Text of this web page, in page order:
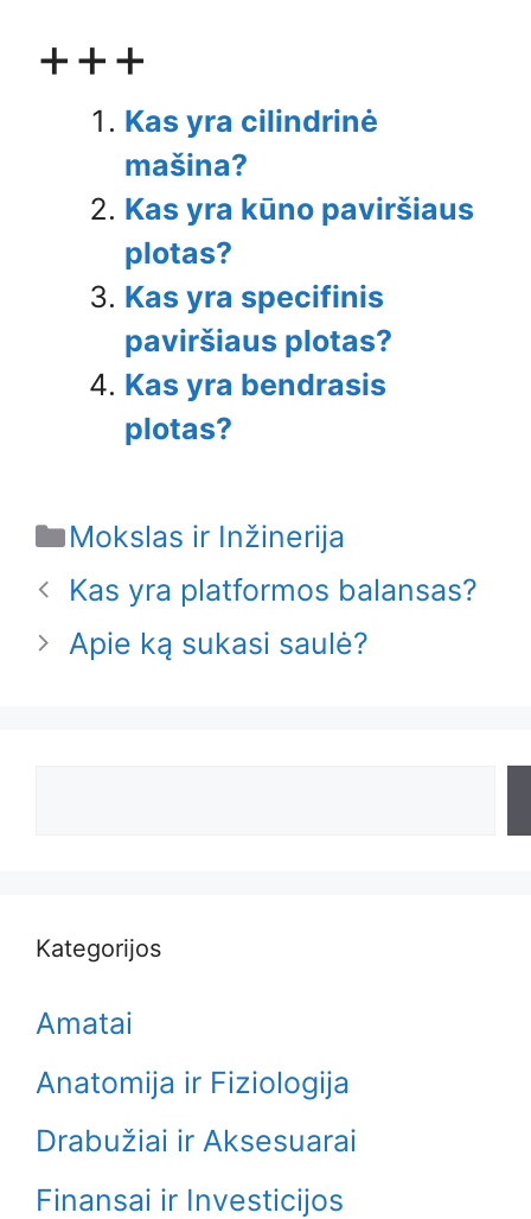
+++
Kas yra cilindrinė
mašina?
Kas yra kūno paviršiaus
plotas?
Kas yra specifinis
paviršiaus plotas?
Kas yra bendrasis
plotas?
Categories
Mokslas ir Inžinerija
Kas yra platformos balansas?
Apie ką sukasi saulė?
Kategorijos
Amatai
Anatomija ir Fiziologija
Drabužiai ir Aksesuarai
Finansai ir Investicijos